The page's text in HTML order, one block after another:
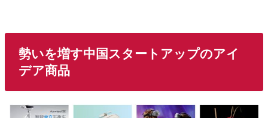
勢いを増す中国スタートアップのアイ
デア商品